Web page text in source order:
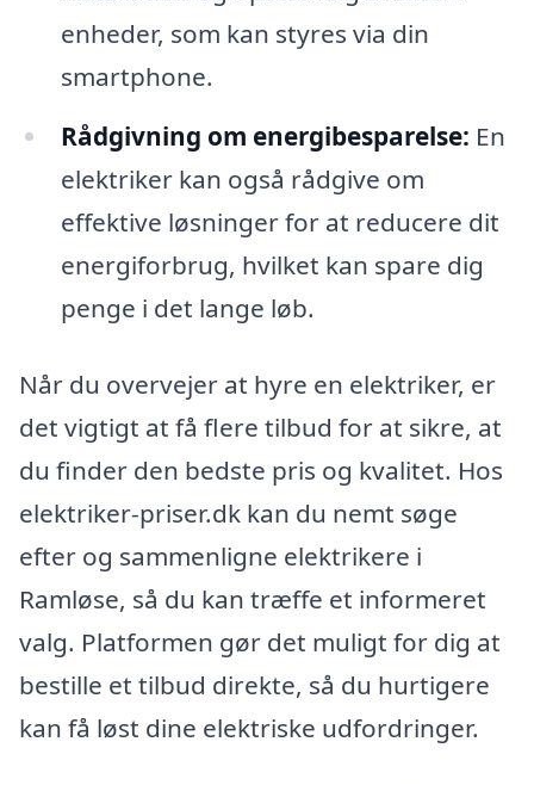
enheder, som kan styres via din
smartphone.
Rådgivning om energibesparelse: En
elektriker kan også rådgive om
effektive løsninger for at reducere dit
energiforbrug, hvilket kan spare dig
penge i det lange løb.
Når du overvejer at hyre en elektriker, er
det vigtigt at få flere tilbud for at sikre, at
du finder den bedste pris og kvalitet. Hos
elektriker-priser.dk kan du nemt søge
efter og sammenligne elektrikere i
Ramløse, så du kan træffe et informeret
valg. Platformen gør det muligt for dig at
bestille et tilbud direkte, så du hurtigere
kan få løst dine elektriske udfordringer.